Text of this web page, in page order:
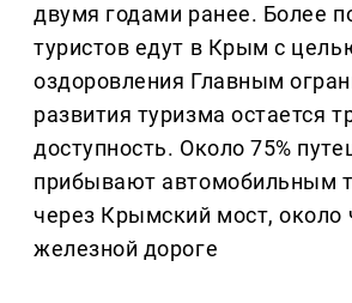
двумя годами ранее. Более
туристов едут в Крым с
оздоровления Главным
развития туризма остается
доступность. Около 75%
прибывают автомобильным
через Крымский мост, около
железной дороге